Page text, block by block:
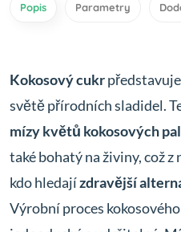
Popis Parametry
Kokosový cukr
světě přírodních sladidel.
mízy květů kokosových
také bohatý na živiny, což
kdo hledajízdravější
Výrobní proces